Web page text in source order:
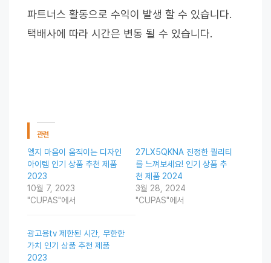
파트너스 활동으로 수익이 발생 할 수 있습니다.
택배사에 따라 시간은 변동 될 수 있습니다.
관련
엘지 마음이 움직이는 디자인
아이템 인기 상품 추천 제품
2023
10월 7, 2023
"CUPAS"에서
27LX5QKNA 진정한 퀄리티
를 느껴보세요! 인기 상품 추
천 제품 2024
3월 28, 2024
"CUPAS"에서
광고용tv 제한된 시간, 무한한
가치 인기 상품 추천 제품
2023